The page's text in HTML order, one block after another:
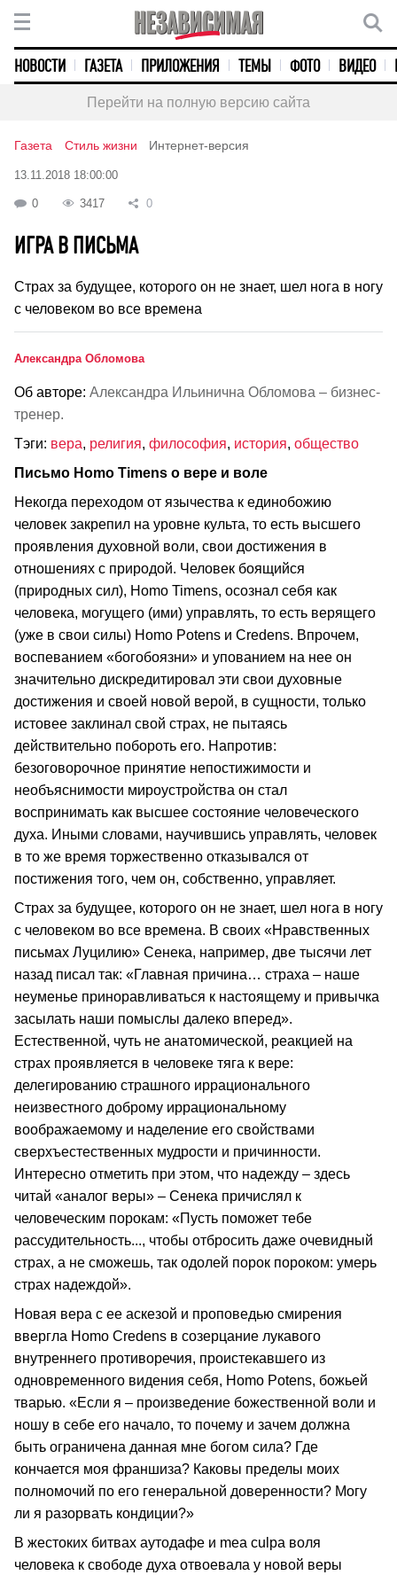
НОВОСТИ ГАЗЕТА ПРИЛОЖЕНИЯ ТЕМЫ ФОТО ВИДЕО
Перейти на полную версию сайта
Газета Стиль жизни Интернет-версия
13.11.2018 18:00:00
0 3417 0
ИГРА В ПИСЬМА
Страх за будущее, которого он не знает, шел нога в ногу
с человеком во все времена
Александра Обломова
Об авторе: Александра Ильинична Обломова – бизнес-
тренер.
Тэги: вера, религия, философия, история, общество
Письмо Homo Timens о вере и воле
Некогда переходом от язычества к единобожию
человек закрепил на уровне культа, то есть высшего
проявления духовной воли, свои достижения в
отношениях с природой. Человек боящийся
(природных сил), Homo Timens, осознал себя как
человека, могущего (ими) управлять, то есть верящего
(уже в свои силы) Homo Potens и Credens. Впрочем,
воспеванием «богобоязни» и упованием на нее он
значительно дискредитировал эти свои духовные
достижения и своей новой верой, в сущности, только
истовее заклинал свой страх, не пытаясь
действительно побороть его. Напротив:
безоговорочное принятие непостижимости и
необъяснимости мироустройства он стал
воспринимать как высшее состояние человеческого
духа. Иными словами, научившись управлять, человек
в то же время торжественно отказывался от
постижения того, чем он, собственно, управляет.
Страх за будущее, которого он не знает, шел нога в ногу
с человеком во все времена. В своих «Нравственных
письмах Луцилию» Сенека, например, две тысячи лет
назад писал так: «Главная причина… страха – наше
неуменье приноравливаться к настоящему и привычка
засылать наши помыслы далеко вперед».
Естественной, чуть не анатомической, реакцией на
страх проявляется в человеке тяга к вере:
делегированию страшного иррационального
неизвестного доброму иррациональному
воображаемому и наделение его свойствами
сверхъестественных мудрости и причинности.
Интересно отметить при этом, что надежду – здесь
читай «аналог веры» – Сенека причислял к
человеческим порокам: «Пусть поможет тебе
рассудительность..., чтобы отбросить даже очевидный
страх, а не сможешь, так одолей порок пороком: умерь
страх надеждой».
Новая вера с ее аскезой и проповедью смирения
ввергла Homo Credens в созерцание лукавого
внутреннего противоречия, проистекавшего из
одновременного видения себя, Homo Potens, божьей
тварью. «Если я – произведение божественной воли и
ношу в себе его начало, то почему и зачем должна
быть ограничена данная мне богом сила? Где
кончается моя франшиза? Каковы пределы моих
полномочий по его генеральной доверенности? Могу
ли я разорвать кондиции?»
В жестоких битвах аутодафе и mea culpa воля
человека к свободе духа отвоевала у новой веры